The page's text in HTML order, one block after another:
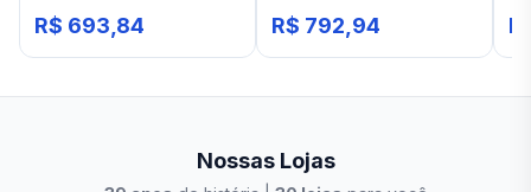
Escovado
R$ 693,84
Ouro Escovado
R$ 792,94
Nossas Lojas